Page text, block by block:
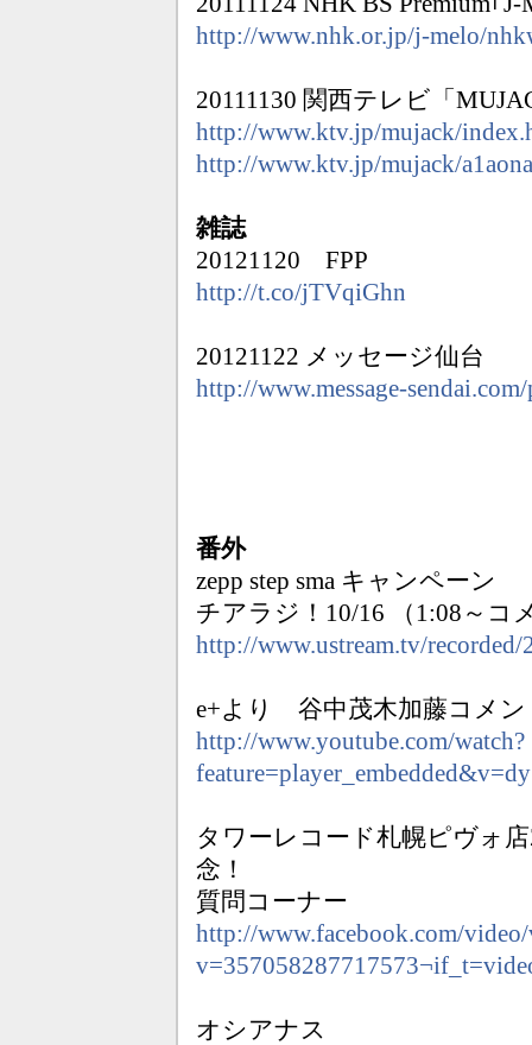
http://www.nhk.or.jp/j-melo/
20111130 関西テレビ「
http://www.ktv.jp/mujack/
http://www.ktv.jp/mujack/
雑誌
20121120 FPP
http://t.co/jTVqiGhn
20121122 メッセージ仙台
http://www.message-
番外
zepp step sma キャンペーン
チアラジ！10/16 （1:08～コ
http://www.ustream.tv/recorded/
e+より 谷中茂木加藤コメン
http://www.youtube.com/watch?
タワーレコード札幌ピヴォ店
念！
質問コーナー
http://www.facebook.com/
オシアナス